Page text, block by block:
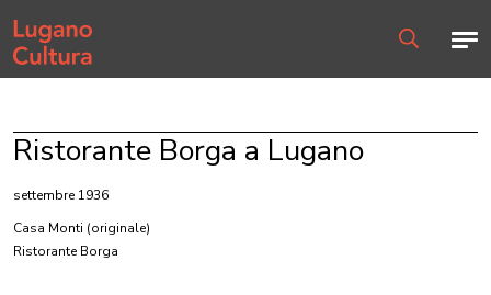
Home page
Ristorante Borga a Lugano
settembre 1936
Casa Monti (originale)
Ristorante Borga